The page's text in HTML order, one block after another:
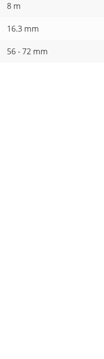
8 m
16.3 mm
56 - 72 mm